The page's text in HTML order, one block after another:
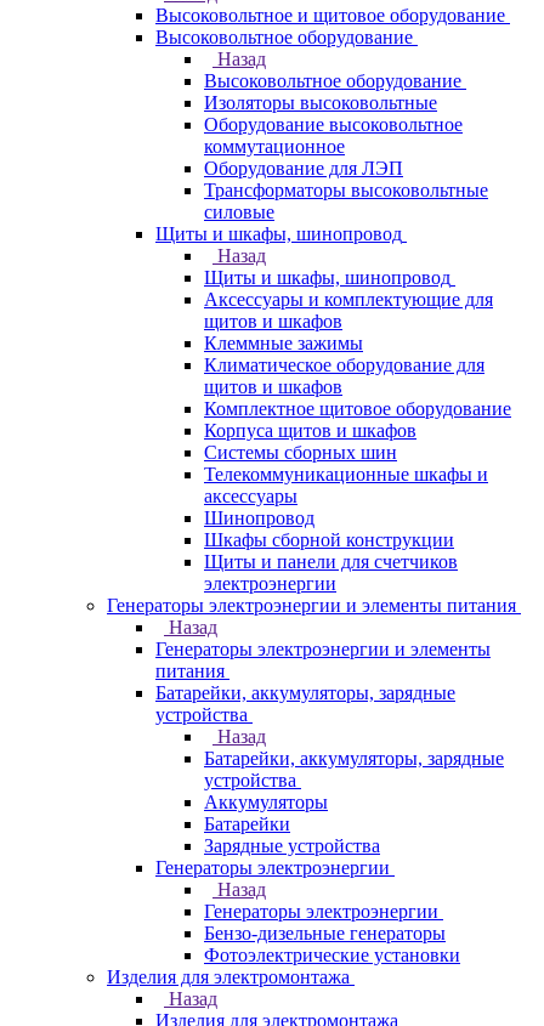
Высоковольтное и щитовое оборудование
Высоковольтное оборудование
Назад
Высоковольтное оборудование
Изоляторы высоковольтные
Оборудование высоковольтное
коммутационное
Оборудование для ЛЭП
Трансформаторы высоковольтные
силовые
Щиты и шкафы, шинопровод
Назад
Щиты и шкафы, шинопровод
Аксессуары и комплектующие для
щитов и шкафов
Клеммные зажимы
Климатическое оборудование для
щитов и шкафов
Комплектное щитовое оборудование
Корпуса щитов и шкафов
Системы сборных шин
Телекоммуникационные шкафы и
аксессуары
Шинопровод
Шкафы сборной конструкции
Щиты и панели для счетчиков
электроэнергии
Генераторы электроэнергии и элементы питания
Назад
Генераторы электроэнергии и элементы
питания
Батарейки, аккумуляторы, зарядные
устройства
Назад
Батарейки, аккумуляторы, зарядные
устройства
Аккумуляторы
Батарейки
Зарядные устройства
Генераторы электроэнергии
Назад
Генераторы электроэнергии
Бензо-дизельные генераторы
Фотоэлектрические установки
Изделия для электромонтажа
Назад
Изделия для электромонтажа